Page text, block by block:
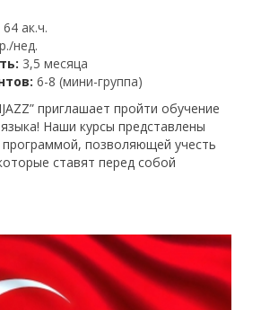
64 ак.ч.
нед.
3,5 месяца
6-8 (мини-группа)
приглашает пройти обучение
Наши курсы представлены
позволяющей учесть
ставят перед собой